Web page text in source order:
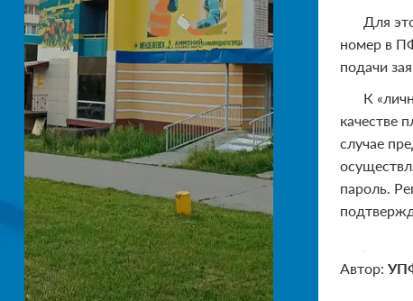
Для
номер в
подачи
К
качестве
случае
пароль.
Автор: